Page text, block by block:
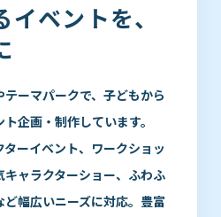
ベントを、
ーマパークで、子どもから
企画・制作しています。
ーイベント、ワークショッ
ャラクターショー、ふわふ
幅広いニーズに対応。豊富